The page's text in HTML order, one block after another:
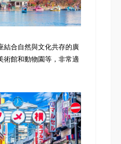
結合自然與文化共存的廣
術館和動物園等，非常適